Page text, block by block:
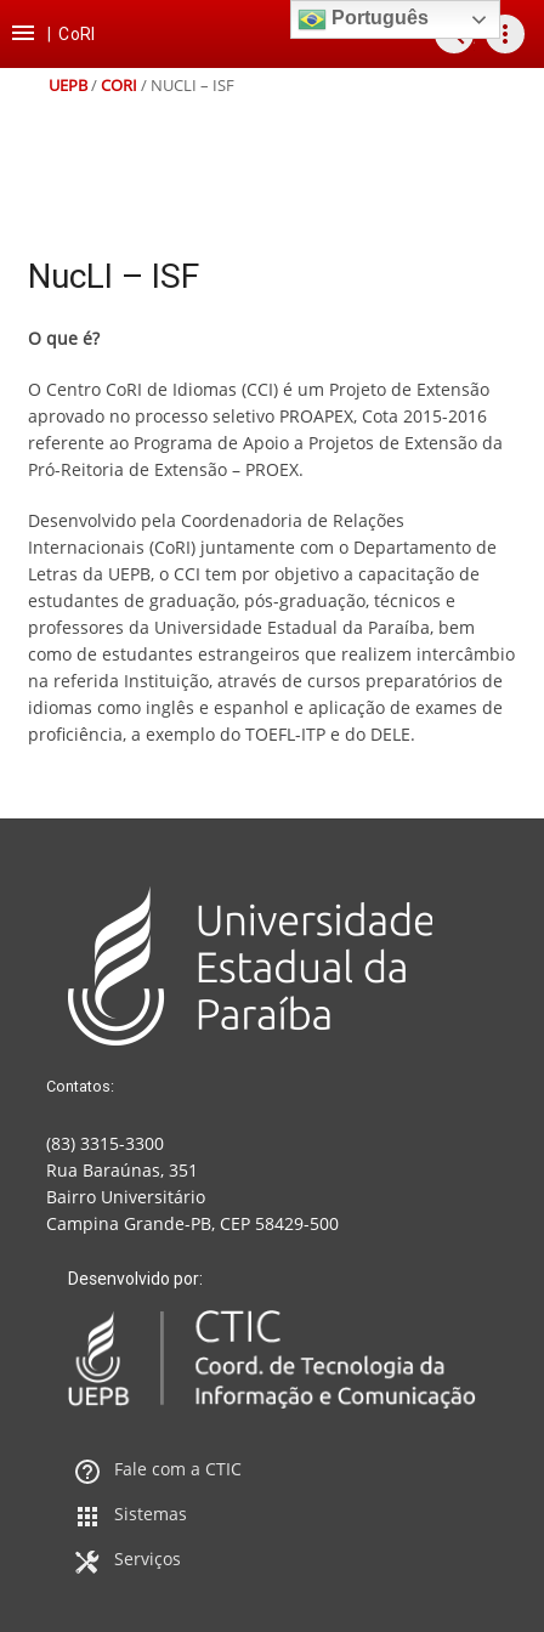
para
conteúdo
para
para
para
rodapé
 |CoRI search more_vert
UEPB/CORI / NUCLI – ISF
NucLI – ISF
O que é?
O Centro CoRI de Idiomas (CCI) é um Projeto de Extensão
aprovado no processo seletivo PROAPEX, Cota 2015-2016
referente ao Programa de Apoio a Projetos de Extensão da
Pró-Reitoria de Extensão – PROEX.
Desenvolvido pela Coordenadoria de Relações
Internacionais (CoRI) juntamente com o Departamento de
Letras da UEPB, o CCI tem por objetivo a capacitação de
estudantes de graduação, pós-graduação, técnicos e
professores da Universidade Estadual da Paraíba, bem
como de estudantes estrangeiros que realizem intercâmbio
na referida Instituição, através de cursos preparatórios de
idiomas como inglês e espanhol e aplicação de exames de
proficiência, a exemplo do TOEFL-ITP e do DELE.
Contatos:
(83) 3315-3300
Rua Baraúnas, 351
Bairro Universitário
Campina Grande-PB, CEP 58429-500
Desenvolvido por:
Fale com a CTIC
Sistemas
Serviços
Português